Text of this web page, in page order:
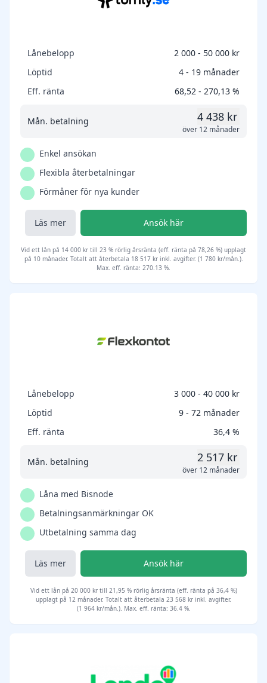
Lånebelopp
2 000 - 50 000 kr
Löptid
4 - 19 månader
Eff. ränta
68,52 - 270,13 %
Mån. betalning 4 438 kr
över 12 månader
Enkel ansökan
Flexibla återbetalningar
Förmåner för nya kunder
Läs mer Ansök här
Vid ett lån på 14 000 kr till 23 % rörlig årsränta (eff. ränta på 78,26 %) upplagt
på 10 månader. Totalt att återbetala 18 517 kr inkl. avgifter. (1 780 kr/mån.).
Max. eff. ränta: 270.13 %.
Lånebelopp
3 000 - 40 000 kr
Löptid
9 - 72 månader
Eff. ränta
36,4 %
Mån. betalning 2 517 kr
över 12 månader
Låna med Bisnode
Betalningsanmärkningar OK
Utbetalning samma dag
Läs mer Ansök här
Vid ett lån på 20 000 kr till 21,95 % rörlig årsränta (eff. ränta på 36,4 %)
upplagt på 12 månader. Totalt att återbetala 23 568 kr inkl. avgifter.
(1 964 kr/mån.). Max. eff. ränta: 36.4 %.